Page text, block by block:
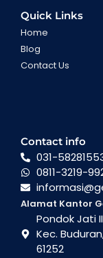
Quick Links
Home
Blog
Contact Us
Contact info
031-
0811-3219-
Alamat Kantor
Pondok Jati
Kec.
61252